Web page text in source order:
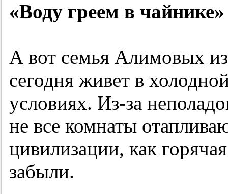
«Воду греем в чайнике»
А вот семья Алимовых
сегодня живет в
условиях. Из-за
не все комнаты
цивилизации, как
забыли.